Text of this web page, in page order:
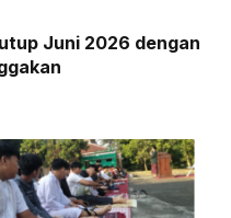
Juni 2026 dengan